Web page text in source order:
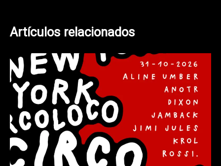
Artículos relacionados